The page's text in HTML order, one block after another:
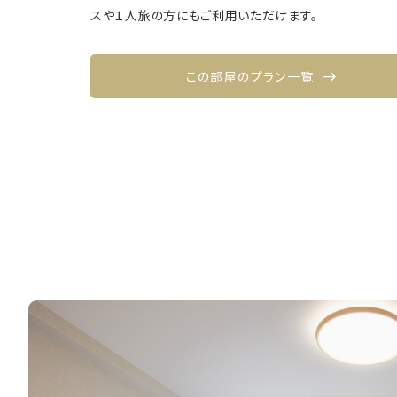
スや１人旅の方にもご利用いただけます。
この部屋のプラン一覧